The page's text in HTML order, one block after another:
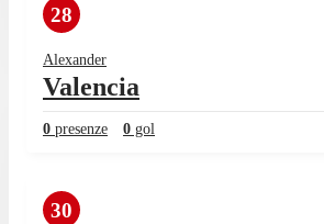
28
Alexander
Valencia
0 presenze 0 gol
30